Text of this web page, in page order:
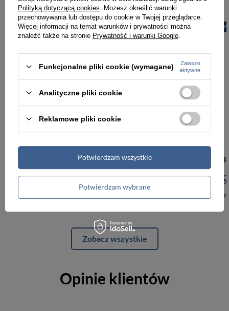
PROMOCJA NOWOŚĆ
95,00 zł
Najniższa cena:
99,99 zł
PROMOCJA
95,00 zł
Najniższa cena:
Zobacz wszystkie
Opinie klientów
Polityką dotyczącą cookies . Możesz określić warunki
przechowywania lub dostępu do cookie w Twojej przeglądarce.
Więcej informacji na temat warunków i prywatności można
znaleźć także na stronie Prywatność i warunki Google
Funkcjonalne pliki cookie (wymagane)
Zawsze
aktywne
Analityczne pliki cookie
Reklamowe pliki cookie
Potwierdzam wybrane
Potwierdzam wszystkie